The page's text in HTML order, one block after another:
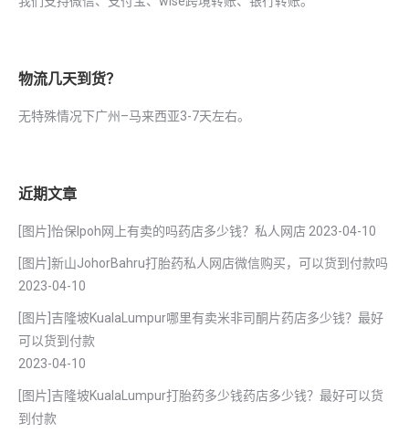
物流几天到货？
无特殊情况下广州–马来西亚3-7天左右。
近期文章
[图片]怡保lpoh网上有卖的吗药店多少钱？私人网店 2023-04-10
[图片]新山JohorBahru打胎药私人网店微信购买，可以货到付款吗
2023-04-10
[图片]吉隆坡KualaLumpur哪里有卖米非司酮片药店多少钱？最好
可以货到付款
2023-04-10
[图片]吉隆坡KualaLumpur打胎药多少钱药店多少钱？最好可以货
到付款